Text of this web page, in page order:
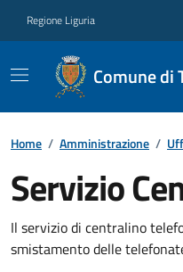
Regione Liguria
Comune di
Home / Amministrazione /
Servizio
Il servizio di centralino
smistamento delle